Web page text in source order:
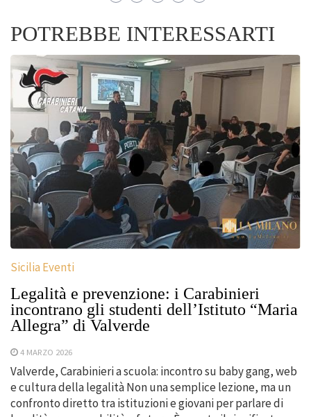
POTREBBE INTERESSARTI
Sicilia Eventi
Legalità e prevenzione: i Carabinieri
incontrano gli studenti dell’Istituto “Maria
Allegra” di Valverde
4 MARZO 2026
Valverde, Carabinieri a scuola: incontro su baby gang, web
e cultura della legalità Non una semplice lezione, ma un
confronto diretto tra istituzioni e giovani per parlare di